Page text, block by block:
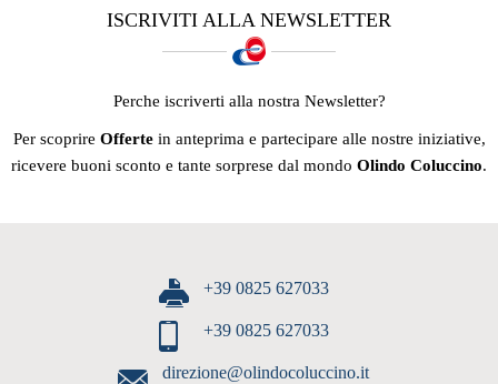
ISCRIVITI ALLA NEWSLETTER
Perche iscriverti alla nostra Newsletter?
Per scoprire Offertein anteprima e partecipare alle nostre iniziative,
ricevere buoni sconto e tante sorprese dal mondo Olindo Coluccino.
+39 0825 627033
+39 0825 627033
direzione@olindocoluccino.it